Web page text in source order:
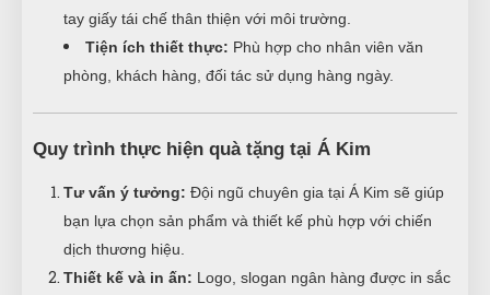
tay giấy tái chế thân thiện với môi trường.
Tiện ích thiết thực: Phù hợp cho nhân viên văn
phòng, khách hàng, đối tác sử dụng hàng ngày.
Quy trình thực hiện quà tặng tại Á Kim
Tư vấn ý tưởng: Đội ngũ chuyên gia tại Á Kim sẽ giúp
bạn lựa chọn sản phẩm và thiết kế phù hợp với chiến
dịch thương hiệu.
Thiết kế và in ấn: Logo, slogan ngân hàng được in sắc